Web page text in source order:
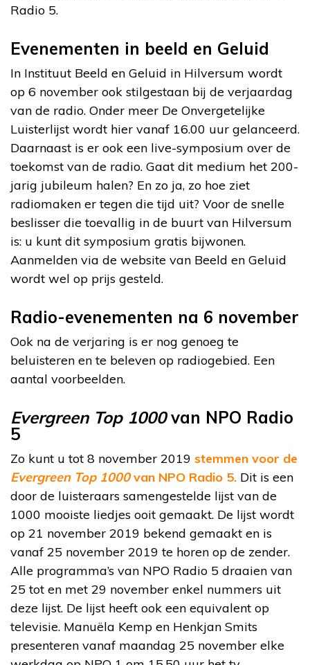
Radio 5.
Evenementen in beeld en Geluid
In Instituut Beeld en Geluid in Hilversum wordt
op 6 november ook stilgestaan bij de verjaardag
van de radio. Onder meer De Onvergetelijke
Luisterlijst wordt hier vanaf 16.00 uur gelanceerd.
Daarnaast is er ook een live-symposium over de
toekomst van de radio. Gaat dit medium het 200-
jarig jubileum halen? En zo ja, zo hoe ziet
radiomaken er tegen die tijd uit? Voor de snelle
beslisser die toevallig in de buurt van Hilversum
is: u kunt dit symposium gratis bijwonen.
Aanmelden via de website van Beeld en Geluid
wordt wel op prijs gesteld.
Radio-evenementen na 6 november
Ook na de verjaring is er nog genoeg te
beluisteren en te beleven op radiogebied. Een
aantal voorbeelden.
Evergreen Top 1000van NPO Radio
5
Zo kunt u tot 8 november 2019 stemmen voor de
Evergreen Top 1000van NPO Radio 5. Dit is een
door de luisteraars samengestelde lijst van de
1000 mooiste liedjes ooit gemaakt. De lijst wordt
op 21 november 2019 bekend gemaakt en is
vanaf 25 november 2019 te horen op de zender.
Alle programma’s van NPO Radio 5 draaien van
25 tot en met 29 november enkel nummers uit
deze lijst. De lijst heeft ook een equivalent op
televisie. Manuëla Kemp en Henkjan Smits
presenteren vanaf maandag 25 november elke